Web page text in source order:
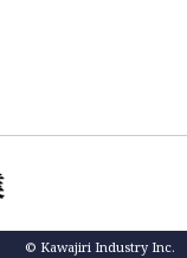
© Kawajiri Industry Inc.